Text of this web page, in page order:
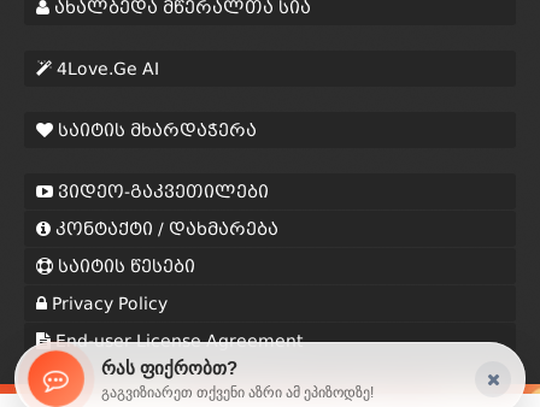
რას ფიქრობთ?
გაგვიზიარეთ თქვენი აზრი ამ ეპიზოდზე!
ახალბედა მწერალთა სია
4Love.Ge AI
საიტის მხარდაჭერა
ვიდეო-გაკვეთილები
კონტაქტი / დახმარება
საიტის წესები
Privacy Policy
End-user License Agreement